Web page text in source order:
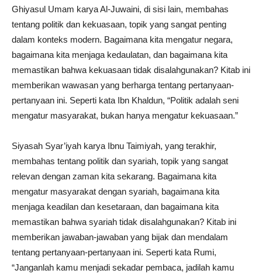
Ghiyasul Umam karya Al-Juwaini, di sisi lain, membahas
tentang politik dan kekuasaan, topik yang sangat penting
dalam konteks modern. Bagaimana kita mengatur negara,
bagaimana kita menjaga kedaulatan, dan bagaimana kita
memastikan bahwa kekuasaan tidak disalahgunakan? Kitab ini
memberikan wawasan yang berharga tentang pertanyaan-
pertanyaan ini. Seperti kata Ibn Khaldun, “Politik adalah seni
mengatur masyarakat, bukan hanya mengatur kekuasaan.”
Siyasah Syar’iyah karya Ibnu Taimiyah, yang terakhir,
membahas tentang politik dan syariah, topik yang sangat
relevan dengan zaman kita sekarang. Bagaimana kita
mengatur masyarakat dengan syariah, bagaimana kita
menjaga keadilan dan kesetaraan, dan bagaimana kita
memastikan bahwa syariah tidak disalahgunakan? Kitab ini
memberikan jawaban-jawaban yang bijak dan mendalam
tentang pertanyaan-pertanyaan ini. Seperti kata Rumi,
“Janganlah kamu menjadi sekadar pembaca, jadilah kamu